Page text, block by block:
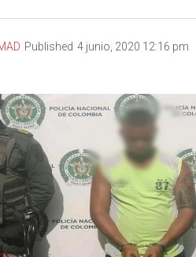
Published 4 junio, 2020 12:16 pm